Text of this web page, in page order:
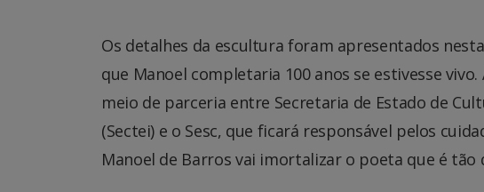
Os detalhes da escultura foram apresentados
que Manoel completaria 100 anos se estivesse
meio de parceria entre Secretaria de Estado de
(Sectei) e o Sesc, que ficará responsável pelos
Manoel de Barros vai imortalizar o poeta que é